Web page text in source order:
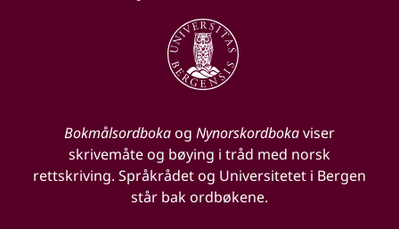
Bokmålsordbokaog Nynorskordbokaviser
skrivemåte og bøying i tråd med norsk
rettskriving. Språkrådet og Universitetet i Bergen
står bak ordbøkene.